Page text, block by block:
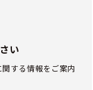
い
する情報をご案内